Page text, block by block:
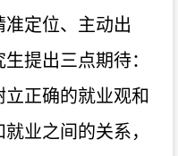
准定位、 主动出
生提出三点期待：
正确的就业观和
业之间的关系，